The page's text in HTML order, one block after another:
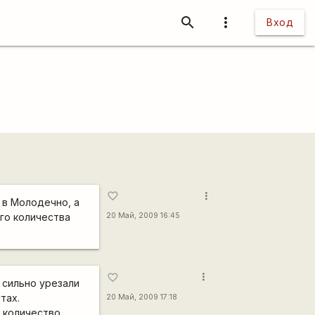
more_vert Вход
search
в Молодечно, а
количества
favorite_border
20 Май, 2009 16:45
more_vert
урезали
favorite_border
20 Май, 2009 17:18
more_vert